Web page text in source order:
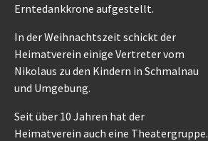
Erntedankkrone aufgestellt.
In der Weihnachtszeit schickt der
Heimatverein einige Vertreter vom
Nikolaus zu den Kindern in Schmalnau
und Umgebung.
Seit über 10 Jahren hat der
Heimatverein auch eine Theatergruppe.